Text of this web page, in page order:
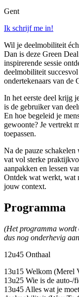
Gent
Ik schrijf me in!
Wil je deelmobiliteit
Dan is deze Green
inspirerende sessie
deelmobiliteit
ondertekenaars van de
In het eerste deel krijg
is de gebruiker van
En hoe begeleid je
gewoonte? Je vertrekt
toepassen.
Na de pauze schakelen
vat vol sterke
aanpakken en lessen
Ontdek wat werkt, wat
jouw context.
Programma
(Het programma wordt
dus nog onderhevig
12u45 Onthaal
13u15 Welkom (Merel
13u25 Wie is de auto-/
13u45 Alles wat je